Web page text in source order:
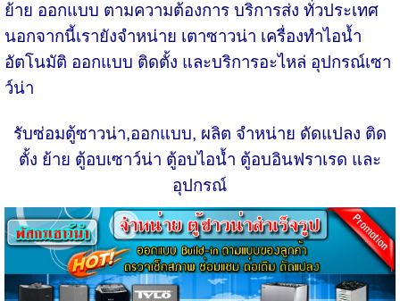
ย้าย ออกแบบ ตามความต้องการ บริการส่ง ทั่วประเทศ
นอกจากนี้เรายังจำหน่าย เตาซาวน่า เครื่องทำไอน้ำ
อัตโนมัติ ออกแบบ ติดตั้ง และบริการอะไหล่ อุปกรณ์เซา
ว์น่า
รับซ่อมตู้ซาวน่า,ออกแบบ, ผลิต จำหน่าย ดัดแปลง ติด
ตั้ง ย้าย ตู้อบเซาว์น่า ตู้อบไอน้ำ ตู้อบอินฟราเรด และ
อุปกรณ์